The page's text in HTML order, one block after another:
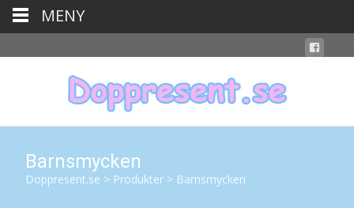
Barnsmycken
Doppresent.se > Produkter > Barnsmycken
MENY